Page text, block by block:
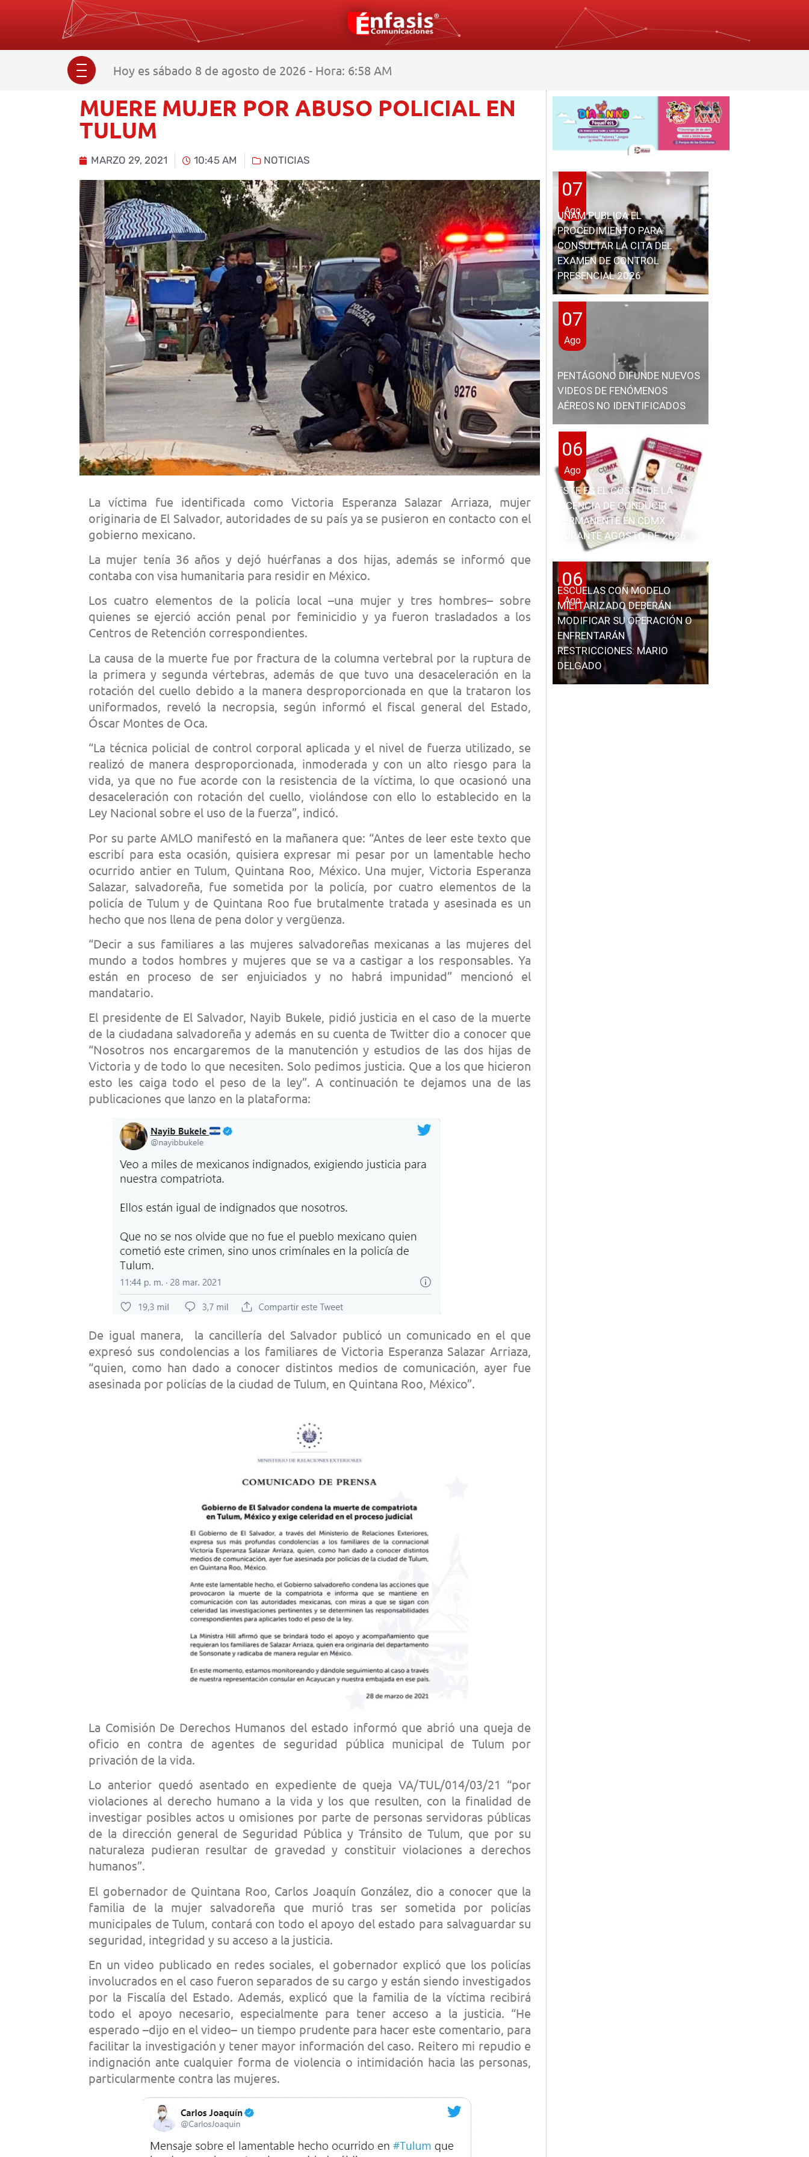
Hoy es sábado 8 de agosto de 2026 - Hora: 6:58 AM
MUERE MUJER POR ABUSO POLICIAL EN
TULUM
MARZO 29, 2021 10:45 AM NOTICIAS
La víctima fue identificada como Victoria Esperanza Salazar Arriaza, mujer
originaria de El Salvador, autoridades de su país ya se pusieron en contacto con el
gobierno mexicano.
La mujer tenía 36 años y dejó huérfanas a dos hijas, además se informó que
contaba con visa humanitaria para residir en México.
Los cuatro elementos de la policía local –una mujer y tres hombres– sobre
quienes se ejerció acción penal por feminicidio y ya fueron trasladados a los
Centros de Retención correspondientes.
La causa de la muerte fue por fractura de la columna vertebral por la ruptura de
la primera y segunda vértebras, además de que tuvo una desaceleración en la
rotación del cuello debido a la manera desproporcionada en que la trataron los
uniformados, reveló la necropsia, según informó el fiscal general del Estado,
Óscar Montes de Oca.
“La técnica policial de control corporal aplicada y el nivel de fuerza utilizado, se
realizó de manera desproporcionada, inmoderada y con un alto riesgo para la
vida, ya que no fue acorde con la resistencia de la víctima, lo que ocasionó una
desaceleración con rotación del cuello, violándose con ello lo establecido en la
Ley Nacional sobre el uso de la fuerza”, indicó.
Por su parte AMLO manifestó en la mañanera que: “Antes de leer este texto que
escribí para esta ocasión, quisiera expresar mi pesar por un lamentable hecho
ocurrido antier en Tulum, Quintana Roo, México. Una mujer, Victoria Esperanza
Salazar, salvadoreña, fue sometida por la policía, por cuatro elementos de la
policía de Tulum y de Quintana Roo fue brutalmente tratada y asesinada es un
hecho que nos llena de pena dolor y vergüenza.
“Decir a sus familiares a las mujeres salvadoreñas mexicanas a las mujeres del
mundo a todos hombres y mujeres que se va a castigar a los responsables. Ya
están en proceso de ser enjuiciados y no habrá impunidad” mencionó el
mandatario.
El presidente de El Salvador, Nayib Bukele, pidió justicia en el caso de la muerte
de la ciudadana salvadoreña y además en su cuenta de Twitter dio a conocer que
“Nosotros nos encargaremos de la manutención y estudios de las dos hijas de
Victoria y de todo lo que necesiten. Solo pedimos justicia. Que a los que hicieron
esto les caiga todo el peso de la ley”. A continuación te dejamos una de las
publicaciones que lanzo en la plataforma:
De igual manera, la cancillería del Salvador publicó un comunicado en el que
expresó sus condolencias a los familiares de Victoria Esperanza Salazar Arriaza,
“quien, como han dado a conocer distintos medios de comunicación, ayer fue
asesinada por policías de la ciudad de Tulum, en Quintana Roo, México”.
La Comisión De Derechos Humanos del estado informó que abrió una queja de
oficio en contra de agentes de seguridad pública municipal de Tulum por
privación de la vida.
Lo anterior quedó asentado en expediente de queja VA/TUL/014/03/21 “por
violaciones al derecho humano a la vida y los que resulten, con la finalidad de
investigar posibles actos u omisiones por parte de personas servidoras públicas
de la dirección general de Seguridad Pública y Tránsito de Tulum, que por su
naturaleza pudieran resultar de gravedad y constituir violaciones a derechos
humanos”.
El gobernador de Quintana Roo, Carlos Joaquín González, dio a conocer que la
familia de la mujer salvadoreña que murió tras ser sometida por policías
municipales de Tulum, contará con todo el apoyo del estado para salvaguardar su
seguridad, integridad y su acceso a la justicia.
En un video publicado en redes sociales, el gobernador explicó que los policías
involucrados en el caso fueron separados de su cargo y están siendo investigados
por la Fiscalía del Estado. Además, explicó que la familia de la víctima recibirá
todo el apoyo necesario, especialmente para tener acceso a la justicia. “He
esperado –dijo en el video– un tiempo prudente para hacer este comentario, para
facilitar la investigación y tener mayor información del caso. Reitero mi repudio e
indignación ante cualquier forma de violencia o intimidación hacia las personas,
particularmente contra las mujeres.
07
Ago
UNAM PUBLICA EL
PROCEDIMIENTO PARA
CONSULTAR LA CITA DEL
EXAMEN DE CONTROL
PRESENCIAL 2026
07
Ago
PENTÁGONO DIFUNDE NUEVOS
VIDEOS DE FENÓMENOS
AÉREOS NO IDENTIFICADOS
06
Ago
ESTE ES EL COSTO DE LA
LICENCIA DE CONDUCIR
PERMANENTE EN CDMX
DURANTE AGOSTO DE 2026
06
Ago
ESCUELAS CON MODELO
MILITARIZADO DEBERÁN
MODIFICAR SU OPERACIÓN O
ENFRENTARÁN
RESTRICCIONES: MARIO
DELGADO